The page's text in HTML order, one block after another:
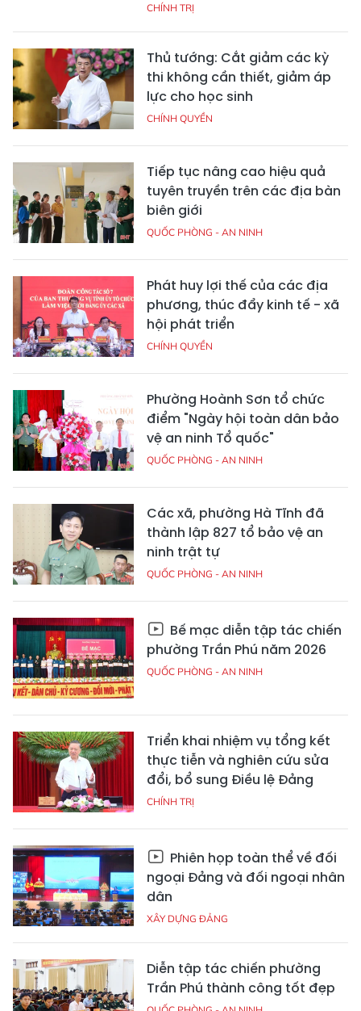
CHÍNH TRỊ
Thủ tướng: Cắt giảm các kỳ
thi không cần thiết, giảm áp
lực cho học sinh
CHÍNH QUYỀN
Tiếp tục nâng cao hiệu quả
tuyên truyền trên các địa bàn
biên giới
QUỐC PHÒNG - AN NINH
Phát huy lợi thế của các địa
phương, thúc đẩy kinh tế - xã
hội phát triển
CHÍNH QUYỀN
Phường Hoành Sơn tổ chức
điểm "Ngày hội toàn dân bảo
vệ an ninh Tổ quốc"
QUỐC PHÒNG - AN NINH
Các xã, phường Hà Tĩnh đã
thành lập 827 tổ bảo vệ an
ninh trật tự
QUỐC PHÒNG - AN NINH
Bế mạc diễn tập tác chiến
phường Trần Phú năm 2026
QUỐC PHÒNG - AN NINH
Triển khai nhiệm vụ tổng kết
thực tiễn và nghiên cứu sửa
đổi, bổ sung Điều lệ Đảng
CHÍNH TRỊ
Phiên họp toàn thể về đối
ngoại Đảng và đối ngoại nhân
dân
XÂY DỰNG ĐẢNG
Diễn tập tác chiến phường
Trần Phú thành công tốt đẹp